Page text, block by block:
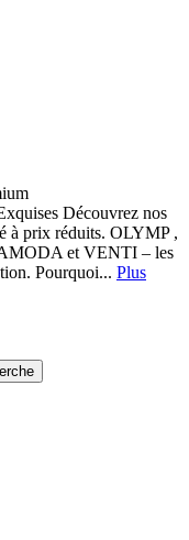
Découvrez nos
à prix réduits. OLYMP ,
et VENTI – les
Pourquoi... Plus